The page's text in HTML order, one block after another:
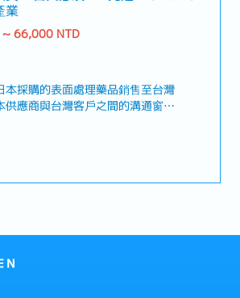
及業績管理等完整的營業經
業基礎下，提升電子零組件營業
簡介】・為製造及銷售電子零組
於ICT及工業設備等領域。
個月，依業績而定）
業
66,000 NTD
本採購的表面處理藥品銷售至台灣
供應商與台灣客戶之間的溝通窗口
責表面處理藥品（電鍍液）及／
相關業務。・將從日本採購的表
台灣市場・與日本供應商進行聯繫
灣客戶進行商談、聯繫及協調・擔
灣客戶之間的溝通窗口【魅力】・
・先進材料相關產品